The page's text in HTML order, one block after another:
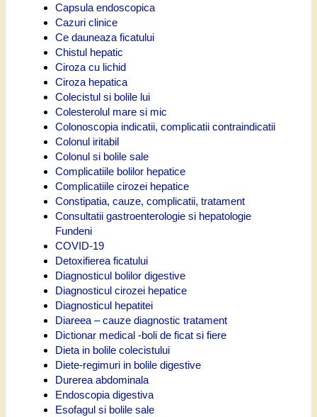
Capsula endoscopica
Cazuri clinice
Ce dauneaza ficatului
Chistul hepatic
Ciroza cu lichid
Ciroza hepatica
Colecistul si bolile lui
Colesterolul mare si mic
Colonoscopia indicatii, complicatii contraindicatii
Colonul iritabil
Colonul si bolile sale
Complicatiile bolilor hepatice
Complicatiile cirozei hepatice
Constipatia, cauze, complicatii, tratament
Consultatii gastroenterologie si hepatologie
Fundeni
COVID-19
Detoxifierea ficatului
Diagnosticul bolilor digestive
Diagnosticul cirozei hepatice
Diagnosticul hepatitei
Diareea – cauze diagnostic tratament
Dictionar medical -boli de ficat si fiere
Dieta in bolile colecistului
Diete-regimuri in bolile digestive
Durerea abdominala
Endoscopia digestiva
Esofagul si bolile sale